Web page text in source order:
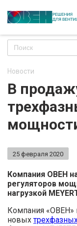
Новости
В
25 февраля 2020
Компания ОВЕН
регуляторов
нагрузкой
Компания «ОВЕН»
новых